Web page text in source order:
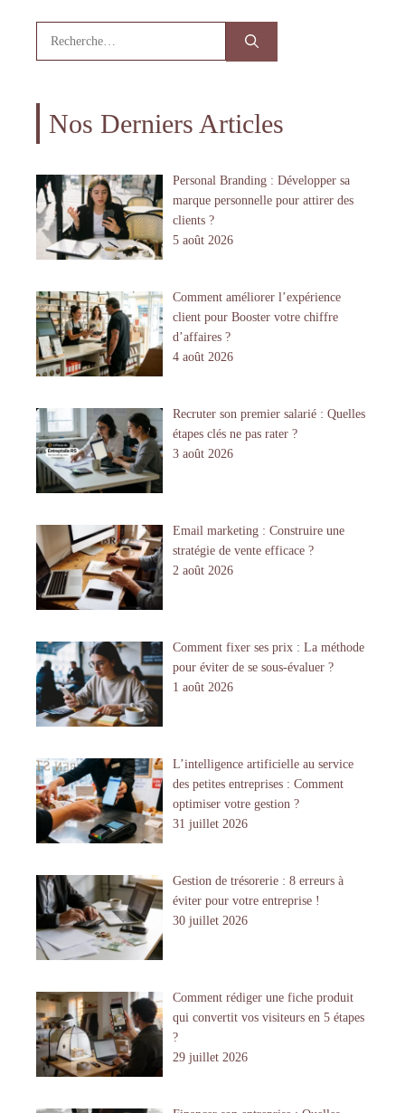
Nos Derniers Articles
Personal Branding : Développer sa
marque personnelle pour attirer des
clients ?
5 août 2026
Comment améliorer l’expérience
client pour Booster votre chiffre
d’affaires ?
4 août 2026
Recruter son premier salarié : Quelles
étapes clés ne pas rater ?
3 août 2026
Email marketing : Construire une
stratégie de vente efficace ?
2 août 2026
Comment fixer ses prix : La méthode
pour éviter de se sous-évaluer ?
1 août 2026
L’intelligence artificielle au service
des petites entreprises : Comment
optimiser votre gestion ?
31 juillet 2026
Gestion de trésorerie : 8 erreurs à
éviter pour votre entreprise !
30 juillet 2026
Comment rédiger une fiche produit
qui convertit vos visiteurs en 5 étapes
?
29 juillet 2026